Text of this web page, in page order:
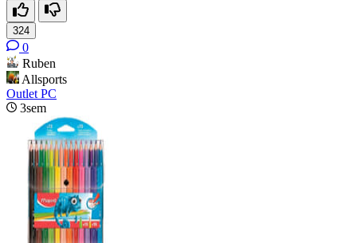
324
0
Ruben
Allsports
Outlet PC
3sem